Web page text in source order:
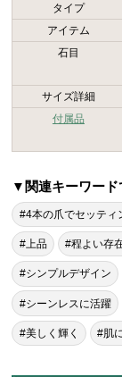
タイプ
アイテム
石目
サイズ詳細
付属品
▼関連キーワード
#4本の爪でセッティ
#上品 #程よい存
#シンプルデザイン
#シーンレスに活躍
#美しく輝く #肌